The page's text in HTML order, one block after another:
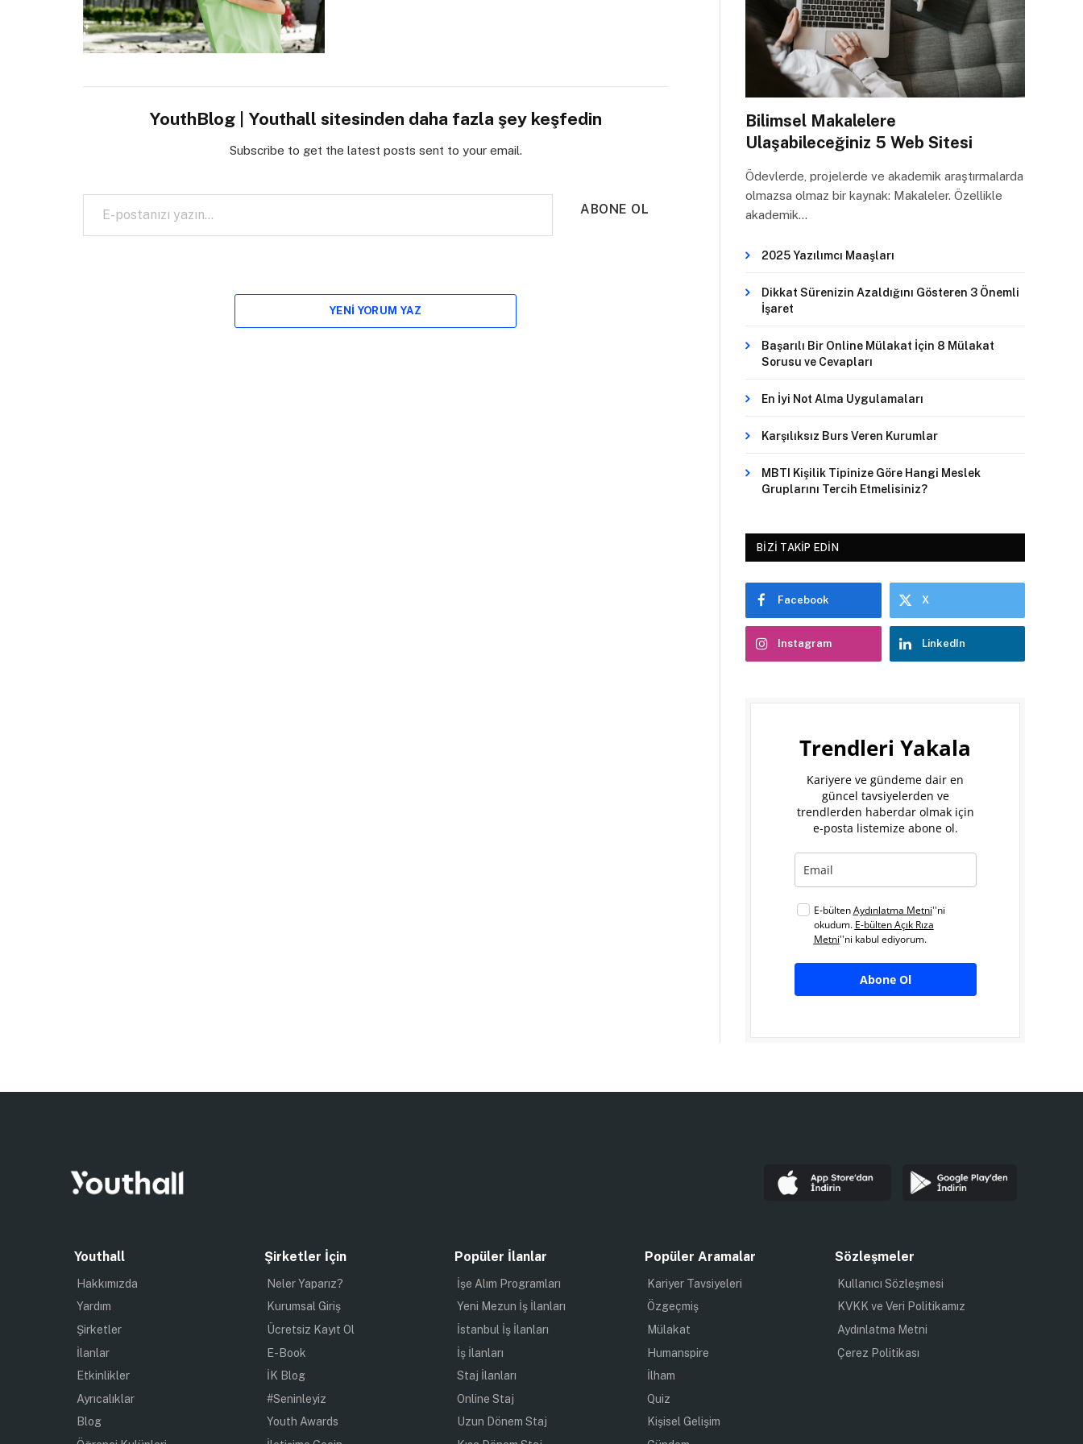
YouthBlog | Youthall sitesinden daha fazla şey keşfedin
Subscribe to get the latest posts sent to your email.
E-postanızı yazın…
ABONE OL
YENI YORUM YAZ
Bilimsel Makalelere
Ulaşabileceğiniz 5 Web Sitesi
Ödevlerde, projelerde ve akademik araştırmalarda
olmazsa olmaz bir kaynak: Makaleler. Özellikle
akademik…
2025 Yazılımcı Maaşları
Dikkat Sürenizin Azaldığını Gösteren 3 Önemli
İşaret
Başarılı Bir Online Mülakat İçin 8 Mülakat
Sorusu ve Cevapları
En İyi Not Alma Uygulamaları
Karşılıksız Burs Veren Kurumlar
MBTI Kişilik Tipinize Göre Hangi Meslek
Gruplarını Tercih Etmelisiniz?
BIZI TAKIP EDIN
Facebook X
Instagram LinkedIn
Trendleri Yakala
Kariyere ve gündeme dair en
güncel tavsiyelerden ve
trendlerden haberdar olmak için
e-posta listemize abone ol.
E-bültenAydınlatma Metni''ni
okudum. E-bülten Açık Rıza
Metni''ni kabul ediyorum.
Abone Ol
Youthall
Hakkımızda
Yardım
Şirketler
İlanlar
Etkinlikler
Ayrıcalıklar
Blog
Şirketler İçin
Neler Yaparız?
Kurumsal Giriş
Ücretsiz Kayıt Ol
E-Book
İK Blog
#Seninleyiz
Youth Awards
Popüler İlanlar
İşe Alım Programları
Yeni Mezun İş İlanları
İstanbul İş İlanları
İş İlanları
Staj İlanları
Online Staj
Uzun Dönem Staj
Popüler Aramalar
Kariyer Tavsiyeleri
Özgeçmiş
Mülakat
Humanspire
İlham
Quiz
Kişisel Gelişim
Sözleşmeler
Kullanıcı Sözleşmesi
KVKK ve Veri Politikamız
Aydınlatma Metni
Çerez Politikası